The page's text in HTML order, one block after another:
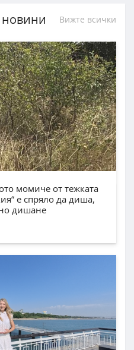
Вижте всички
момиче от тежката
е спряло да диша,
дишане